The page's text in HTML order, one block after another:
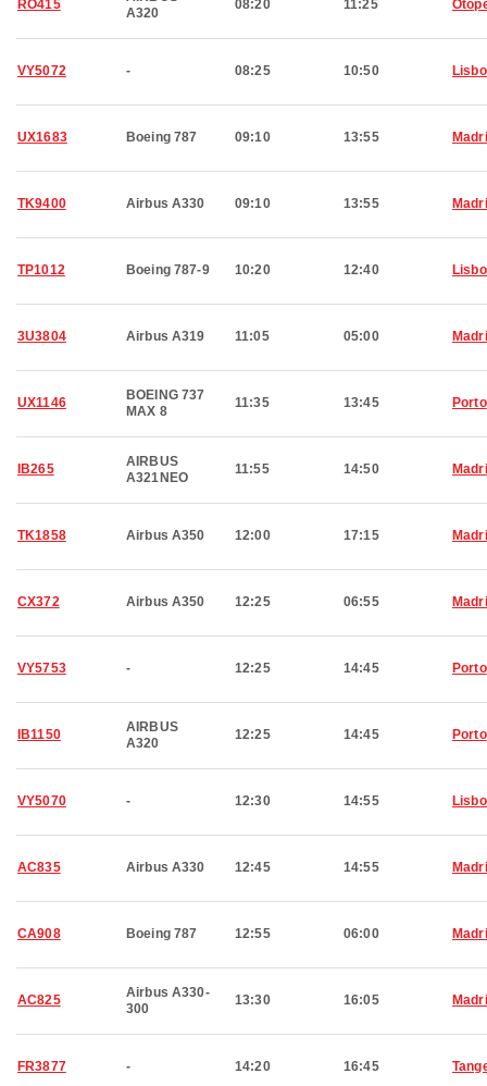
RO415
A320
08:20 11:25
VY5072 - 08:25 10:50
UX1683 Boeing 787 09:10 13:55
TK9400 Airbus A330 09:10 13:55
TP1012 Boeing 787-9 10:20 12:40
3U3804 Airbus A319 11:05 05:00
UX1146
BOEING 737
MAX 8
11:35 13:45 Porto
IB265
AIRBUS
A321NEO
11:55 14:50
TK1858 Airbus A350 12:00 17:15
CX372 Airbus A350 12:25 06:55
VY5753 - 12:25 14:45 Porto
IB1150
AIRBUS
A320
12:25 14:45 Porto
VY5070 - 12:30 14:55
AC835 Airbus A330 12:45 14:55
CA908 Boeing 787 12:55 06:00
AC825
Airbus A330-
300
13:30 16:05
FR3877 - 14:20 16:45